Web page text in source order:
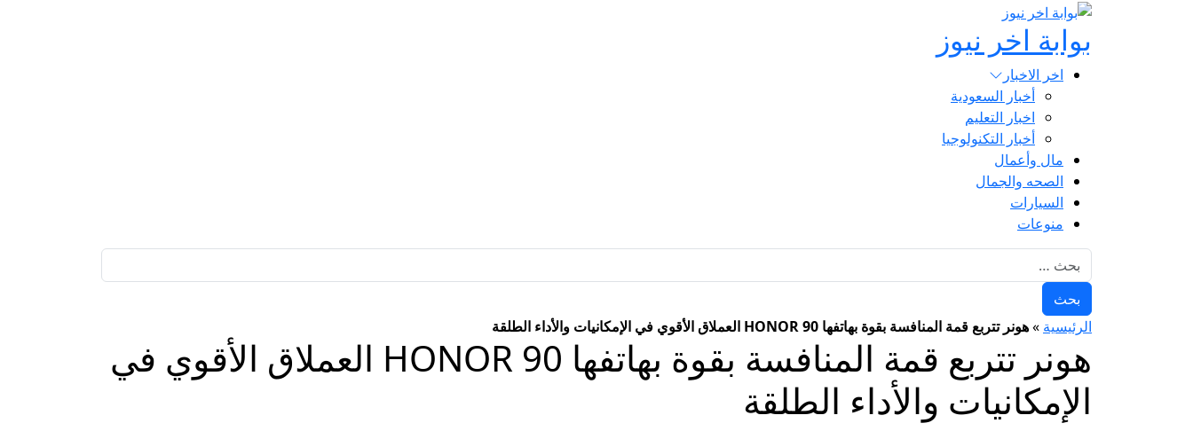
بوابة اخر نيوز
اخر الاخبار
أخبار السعودية
اخبار التعليم
أخبار التكنولوجيا
مال وأعمال
الصحه والجمال
السيارات
منوعات
الرئيسية »هونر تتربع قمة المنافسة بقوة بهاتفها HONOR 90 العملاق الأقوي في الإمكانيات والأداء الطلقة
هونر تتربع قمة المنافسة بقوة بهاتفها HONOR 90 العملاق الأقوي في
الإمكانيات والأداء الطلقة